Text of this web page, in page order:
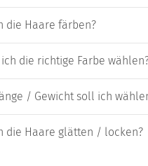
die Haare färben?
die richtige Farbe
/ Gewicht soll ich
die Haare glätten / locken?